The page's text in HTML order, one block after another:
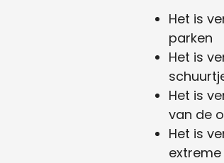
Het is
parken
Het is
Het is
van de
Het is